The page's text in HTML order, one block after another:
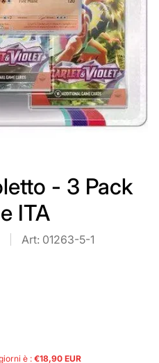
- 3 Pack
ITA
Art: 01263-5-1
è : €18,90 EUR